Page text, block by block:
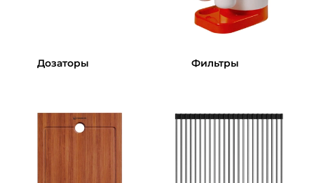
Дозаторы Фильтры